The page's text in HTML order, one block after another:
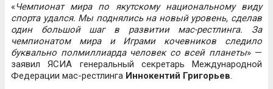
«Чемпионат мира по якутскому национальному виду
спорта удался. Мы поднялись на новый уровень, сделав
один большой шаг в развитии мас-рестлинга. За
чемпионатом мира и Играми кочевников следило
буквально полмиллиарда человек со всей планеты» —
заявил ЯСИА генеральный секретарь Международной
Федерации мас-рестлинга Иннокентий Григорьев